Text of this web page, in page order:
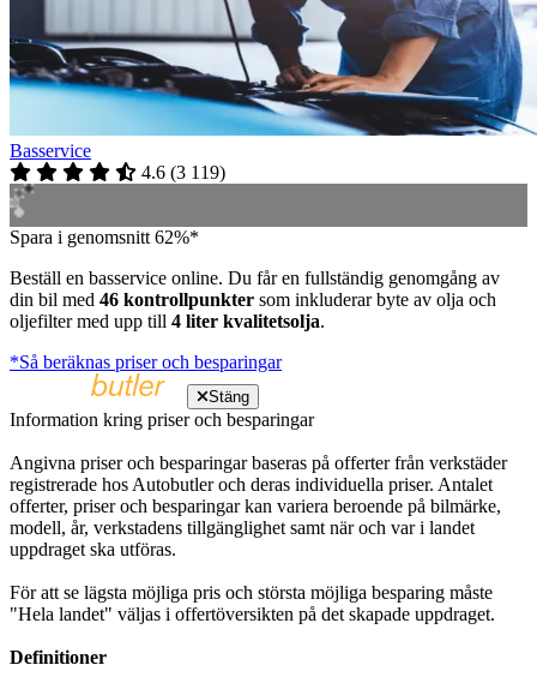
Basservice
4.6 (3 119)
Spara i genomsnitt 62%*
Beställ en basservice online. Du får en fullständig genomgång av
din bil med 46 kontrollpunkter som inkluderar byte av olja och
oljefilter med upp till 4 liter kvalitetsolja.
*Så beräknas priser och besparingar
Stäng
Information kring priser och besparingar
Angivna priser och besparingar baseras på offerter från verkstäder
registrerade hos Autobutler och deras individuella priser. Antalet
offerter, priser och besparingar kan variera beroende på bilmärke,
modell, år, verkstadens tillgänglighet samt när och var i landet
uppdraget ska utföras.
För att se lägsta möjliga pris och största möjliga besparing måste
"Hela landet" väljas i offertöversikten på det skapade uppdraget.
Definitioner